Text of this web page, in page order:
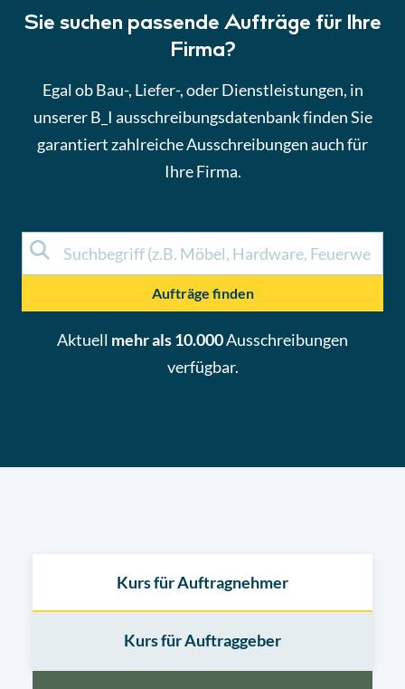
Sie suchen passende Aufträge für Ihre
Firma?
Egal ob Bau-, Liefer-, oder Dienstleistungen, in
unserer B_I ausschreibungsdatenbank finden Sie
garantiert zahlreiche Ausschreibungen auch für
Ihre Firma.
Aufträge finden
Aktuell mehr als 10.000Ausschreibungen
verfügbar.
Kurs für Auftragnehmer
Kurs für Auftraggeber